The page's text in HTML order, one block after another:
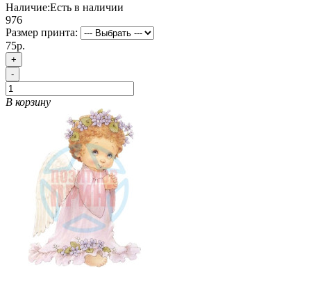
Наличие:Есть в наличии
976
Размер принта:
75р.
+
-
В корзину